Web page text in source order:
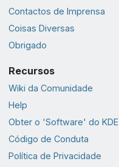
Contactos de Imprensa
Coisas Diversas
Obrigado
Recursos
Wiki da Comunidade
Help
Obter o 'Software' do KDE
Código de Conduta
Política de Privacidade